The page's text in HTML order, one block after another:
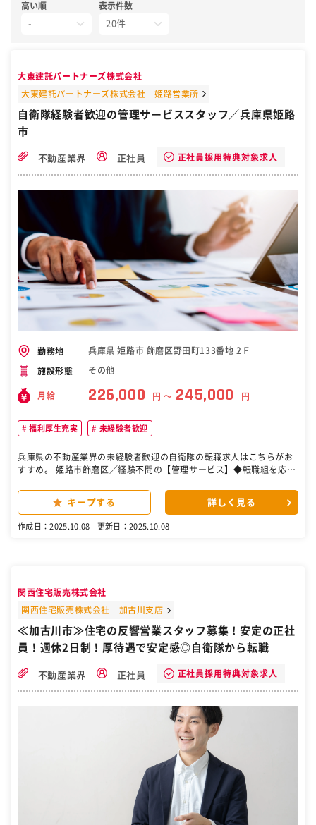
高い順 表示件数
大東建託パートナーズ株式会社
大東建託パートナーズ株式会社 姫路営業所
自衛隊経験者歓迎の管理サービススタッフ／兵庫県姫路
市
不動産業界 正社員 正社員採用特典対象求人
勤務地 兵庫県 姫路市 飾磨区野田町133番地 2Ｆ
施設形態 その他
月給 226,000 円 〜 245,000 円
福利厚生充実 未経験者歓迎
兵庫県の不動産業界の未経験者歓迎の自衛隊の転職求人はこちらがお
すすめ。 姫路市飾磨区／経験不問の【管理サービス】◆転職組を応援
フは、【建物管理】 【家賃管理】【契約管理】を行います。 オーナー
様に代わり、賃貸建物の管理を通して、 住まいの安全・安心・快適を
支えます。 ☆人と関わる機会が多いので、 コミュニケーションやフッ
ー」をはじめ、 働きやすい環境にあります。 充実の休日で家族との時
間や 自分の時間を大切にできますよ。 業界をリードし続ける安定企業
く、 人材育成に力を注いでいます。 未経験から活躍できますよ。 あ
なたのアイデア、力をここで発揮してください。 ＞＞具体的には・・
◆更新・家賃改定・退去などの管理、 ◆入居者様との交渉、お問い合
できます。 頑張る方は宅建や管理業務主任者、マンション管理士 賃貸
不動産経営管理士等の資格取得も目指せますよ。 ［自衛隊・転職・求
キープする 詳しく見る
作成日：2025.10.08 更新日：2025.10.08
関西住宅販売株式会社
関西住宅販売株式会社 加古川支店
≪加古川市≫住宅の反響営業スタッフ募集！安定の正社
員！週休2日制！厚待遇で安定感◎自衛隊から転職
不動産業界 正社員 正社員採用特典対象求人